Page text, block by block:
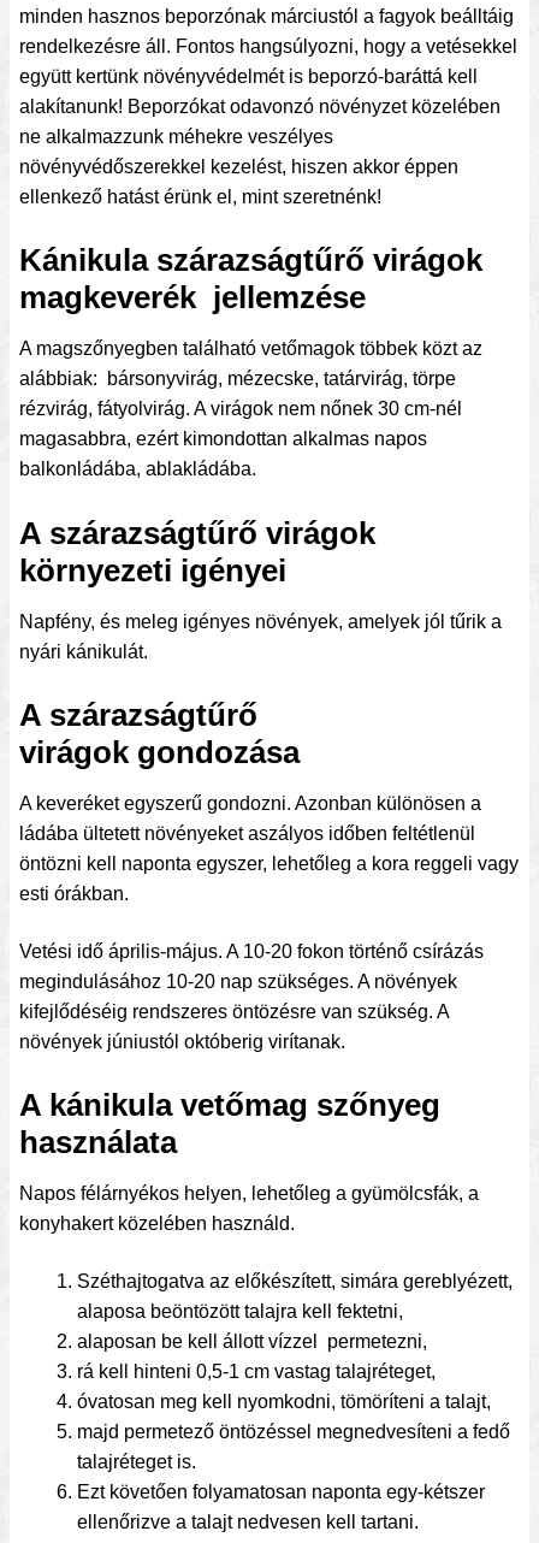
minden hasznos beporzónak márciustól a fagyok beálltáig
rendelkezésre áll. Fontos hangsúlyozni, hogy a vetésekkel
együtt kertünk növényvédelmét is beporzó-baráttá kell
alakítanunk! Beporzókat odavonzó növényzet közelében
ne alkalmazzunk méhekre veszélyes
növényvédőszerekkel kezelést, hiszen akkor éppen
ellenkező hatást érünk el, mint szeretnénk!
Kánikula szárazságtűrő virágok
magkeverék jellemzése
A magszőnyegben található vetőmagok többek közt az
alábbiak: bársonyvirág, mézecske, tatárvirág, törpe
rézvirág, fátyolvirág. A virágok nem nőnek 30 cm-nél
magasabbra, ezért kimondottan alkalmas napos
balkonládába, ablakládába.
A szárazságtűrő virágok
környezeti igényei
Napfény, és meleg igényes növények, amelyek jól tűrik a
nyári kánikulát.
A szárazságtűrő
virágok gondozása
A keveréket egyszerű gondozni. Azonban különösen a
ládába ültetett növényeket aszályos időben feltétlenül
öntözni kell naponta egyszer, lehetőleg a kora reggeli vagy
esti órákban.
Vetési idő április-május. A 10-20 fokon történő csírázás
megindulásához 10-20 nap szükséges. A növények
kifejlődéséig rendszeres öntözésre van szükség. A
növények júniustól októberig virítanak.
A kánikula vetőmag szőnyeg
használata
Napos félárnyékos helyen, lehetőleg a gyümölcsfák, a
konyhakert közelében használd.
Széthajtogatva az előkészített, simára gereblyézett,
alaposa beöntözött talajra kell fektetni,
alaposan be kell állott vízzel permetezni,
rá kell hinteni 0,5-1 cm vastag talajréteget,
óvatosan meg kell nyomkodni, tömöríteni a talajt,
majd permetező öntözéssel megnedvesíteni a fedő
talajréteget is.
Ezt követően folyamatosan naponta egy-kétszer
ellenőrizve a talajt nedvesen kell tartani.